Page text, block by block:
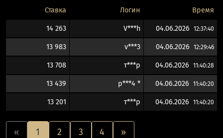
Ставка Логин Время
14 263 V***h 04.06.2026 12:37:40
13 983 v***3 04.06.2026 12:29:46
13 708 т***р 04.06.2026 11:40:28
13 439 p***4 * 04.06.2026 11:40:20
13 201 т***р 04.06.2026 11:40:20
« 1 2 3 4 »